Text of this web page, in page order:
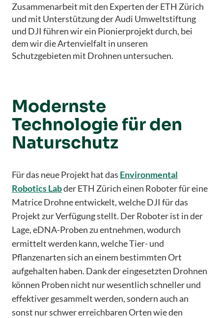
Zusammenarbeit mit den Experten der ETH Zürich
und mit Unterstützung der Audi Umweltstiftung
und DJI führen wir ein Pionierprojekt durch, bei
dem wir die Artenvielfalt in unseren
Schutzgebieten mit Drohnen untersuchen.
Modernste
Technologie für den
Naturschutz
Für das neue Projekt hat das Environmental
Robotics Labder ETH Zürich einen Roboter für eine
Matrice Drohne entwickelt, welche DJI für das
Projekt zur Verfügung stellt. Der Roboter ist in der
Lage, eDNA-Proben zu entnehmen, wodurch
ermittelt werden kann, welche Tier- und
Pflanzenarten sich an einem bestimmten Ort
aufgehalten haben. Dank der eingesetzten Drohnen
können Proben nicht nur wesentlich schneller und
effektiver gesammelt werden, sondern auch an
sonst nur schwer erreichbaren Orten wie den